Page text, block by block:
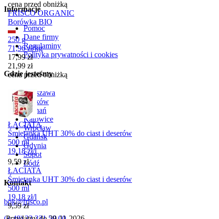
cena przed obniżką
FRISCO ORGANIC
Borówka BIO
250 g
71,96 zł/kg
Cena promocyjna
17,99 zł
21,99 zł
cena przed obniżką
ŁACIATA
Śmietanka UHT 30% do ciast i deserów
500 ml
19,18 zł/l
Cena
9,59 zł
ŁACIATA
Śmietanka UHT 30% do ciast i deserów
500 ml
19,18 zł/l
Cena
9,59 zł
Informacje
Pomoc
Dane firmy
Regulaminy
Polityka prywatności i cookies
Gdzie jesteśmy
Warszawa
Kraków
Poznań
Katowice
Wrocław
Gdańsk
Gdynia
Sopot
Łódź
Kontakt
bok@frisco.pl